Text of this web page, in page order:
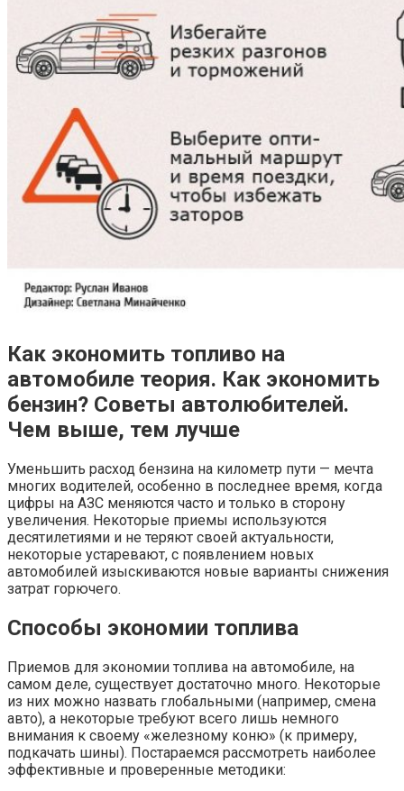
Как экономить топливо на
автомобиле теория. Как экономить
бензин? Советы автолюбителей.
Чем выше, тем лучше
Уменьшить расход бензина на километр пути — мечта
многих водителей, особенно в последнее время, когда
цифры на АЗС меняются часто и только в сторону
увеличения. Некоторые приемы используются
десятилетиями и не теряют своей актуальности,
некоторые устаревают, с появлением новых
автомобилей изыскиваются новые варианты снижения
затрат горючего.
Способы экономии топлива
Приемов для экономии топлива на автомобиле, на
самом деле, существует достаточно много. Некоторые
из них можно назвать глобальными (например, смена
авто), а некоторые требуют всего лишь немного
внимания к своему «железному коню» (к примеру,
подкачать шины). Постараемся рассмотреть наиболее
эффективные и проверенные методики: